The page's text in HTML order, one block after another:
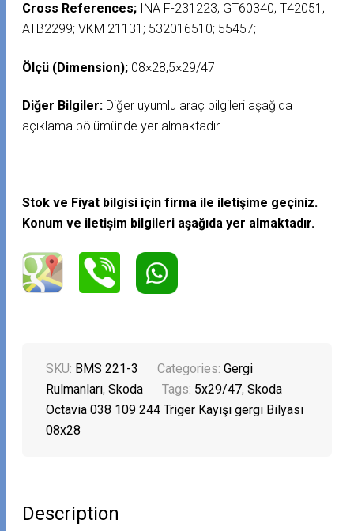
Cross References; INA F-231223; GT60340; T42051;
ATB2299; VKM 21131; 532016510; 55457;
Ölçü (Dimension); 08×28,5×29/47
Diğer Bilgiler: Diğer uyumlu araç bilgileri aşağıda
açıklama bölümünde yer almaktadır.
Stok ve Fiyat bilgisi için firma ile iletişime geçiniz.
Konum ve iletişim bilgileri aşağıda yer almaktadır.
SKU: BMS 221-3 Categories:Gergi
Rulmanları,Skoda Tags: 5x29/47,Skoda
Octavia 038 109 244 Triger Kayışı gergi Bilyası
08x28
Description